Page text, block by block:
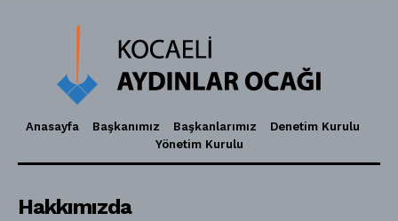
Anasayfa Başkanımız Başkanlarımız
Denetim Kurulu
Yönetim Kurulu
Hakkımızda